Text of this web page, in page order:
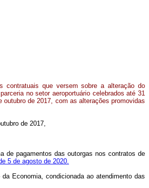
contratuais que versem sobre a alteração do
no setor aeroportuário celebrados até 31
de 2017, com as alterações promovidas
de 2017,
de pagamentos das outorgas nos contratos de
5 de agosto de 2020.
Economia, condicionada ao atendimento das